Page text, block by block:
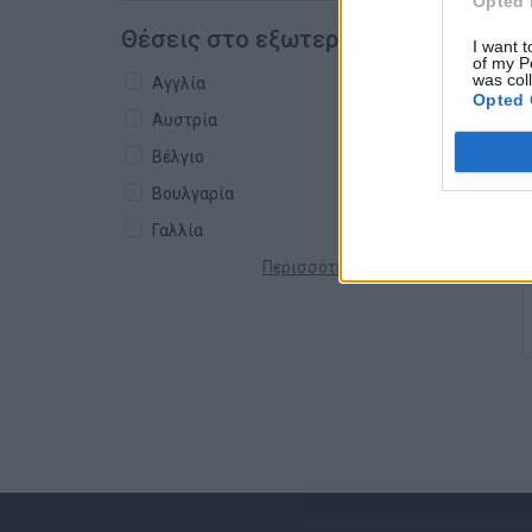
I want
of my
was
Opted
Θέσεις στο εξωτερικό
Αγγλία
Αυστρία
Βέλγιο
Βουλγαρία
Γαλλία
Περισσότερες χώρες +